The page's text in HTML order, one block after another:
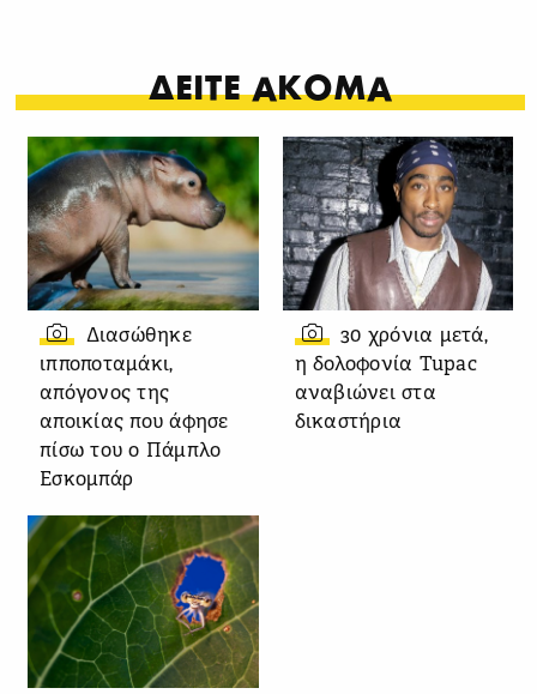
ΔΕΙΤΕ ΑΚΟΜΑ
Διασώθηκε
ιπποποταμάκι,
απόγονος της
αποικίας που άφησε
πίσω του ο Πάμπλο
Εσκομπάρ
30 χρόνια μετά,
η δολοφονία Tupac
αναβιώνει στα
δικαστήρια